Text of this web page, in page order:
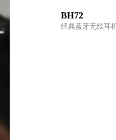
BH72
经典蓝牙无线耳